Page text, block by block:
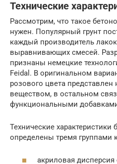
Технические
Рассмотрим, что такое
нужен. Популярный грунт
каждый производитель
выравнивающих смесей.
признаны немецкие
Feidal. В оригинальном
розового цвета
веществом, в остальном
функциональными
Технические характеристики
определены тремя группами
акриловая дисперсия